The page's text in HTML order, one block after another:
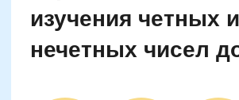
48? Отлично, четное. Если 47 — значит, один
делать по дороге в школу: считать ступени,